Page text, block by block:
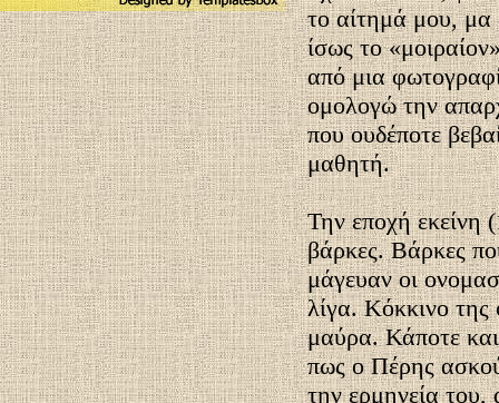
το αίτημά μου, μα
ίσως το
από μια
ομολογώ την
που ουδέποτε
μαθητή.
Την εποχή εκείνη
βάρκες. Βάρκες
μάγευαν οι
λίγα. Κόκκινο
μαύρα. Κάποτε
πως ο Πέρης
την ερμηνεία